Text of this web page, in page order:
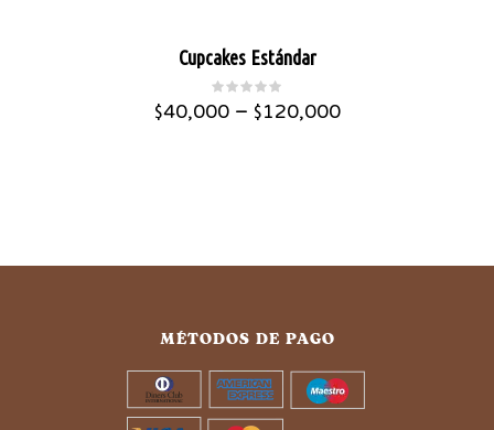
Cupcakes Estándar
$40,000– $120,000
MÉTODOS DE PAGO